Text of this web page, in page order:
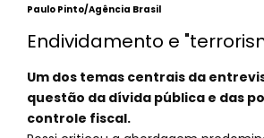
Paulo Pinto/Agência Brasil
Endividamento e
Um dos temas centrais da
questão da dívida pública e das
controle fiscal.